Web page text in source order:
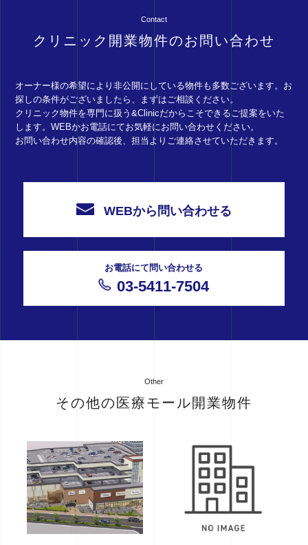
Contact
クリニック開業物件のお問い合わせ
オーナー様の希望により非公開にしている物件も多数ございます。お
探しの条件がございましたら、まずはご相談ください。
クリニック物件を専門に扱う&Clinicだからこそできるご提案をいた
します。WEBかお電話にてお気軽にお問い合わせください。
お問い合わせ内容の確認後、担当よりご連絡させていただきます。
WEBから問い合わせる
お電話にて問い合わせる
03-5411-7504
Other
その他の医療モール開業物件